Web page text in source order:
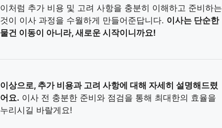
이처럼 추가 비용 및 고려 사항을 충분히 이해하고 준비하는
것이 이사 과정을 수월하게 만들어준답니다. 이사는 단순한
물건 이동이 아니라, 새로운 시작이니까요!
이상으로, 추가 비용과 고려 사항에 대해 자세히 설명해드렸
어요. 이사 전 충분한 준비와 점검을 통해 최대한의 효율을
누리시길 바랄게요!